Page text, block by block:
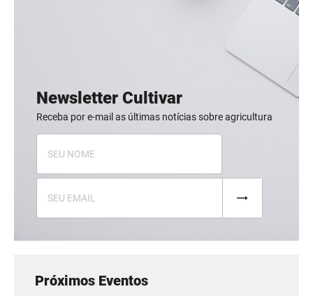
Newsletter Cultivar
Receba por e-mail as últimas notícias sobre agricultura
Próximos Eventos